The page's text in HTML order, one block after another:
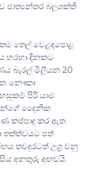
ජාත්‍යන්තර බලශක්ති
තෙල් වෙළඳපොළ
හරහා දිනකට
බැරල් මිලියන 20
නෞකා
පිරී යාම
දෛනික
කප්පාදු කර ඇත.
තත්ත්වයට පත්
තවදුරටත් උග්‍ර වනු
අනතුරු අඟවයි.